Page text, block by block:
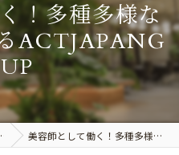
！多種多様な
ACTJAPANG
美容師として働く！多種多様な働き方を支援するACTJAPANGROUP